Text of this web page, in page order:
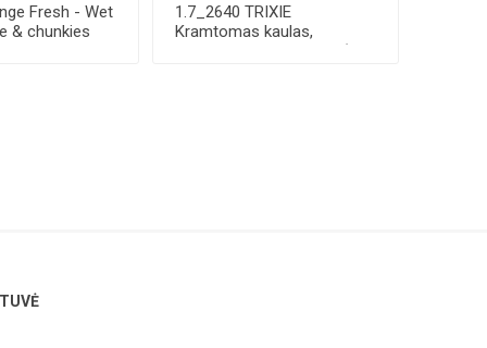
Fresh - Wet
& chunkies
1.7_2640 TRIXIE
Kramtomas kaulas,
presuotas, 13 cm, 60 g (pa...